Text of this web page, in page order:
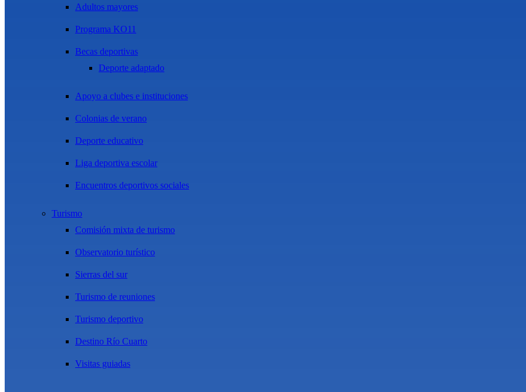
Adultos mayores
Programa KO11
Becas deportivas
Deporte adaptado
Apoyo a clubes e instituciones
Colonias de verano
Deporte educativo
Liga deportiva escolar
Encuentros deportivos sociales
Turismo
Comisión mixta de turismo
Observatorio turístico
Sierras del sur
Turismo de reuniones
Turismo deportivo
Destino Río Cuarto
Visitas guiadas